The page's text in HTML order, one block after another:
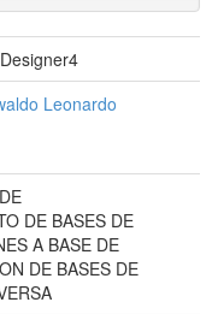
Leonardo
DE BASES DE
A BASE DE
DE BASES DE